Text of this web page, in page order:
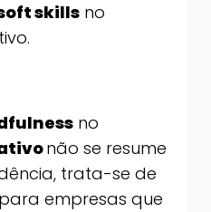
skills no
no
não se resume
trata-se de
empresas que